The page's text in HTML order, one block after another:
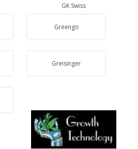
GK Swiss
Greengo
Greisinger